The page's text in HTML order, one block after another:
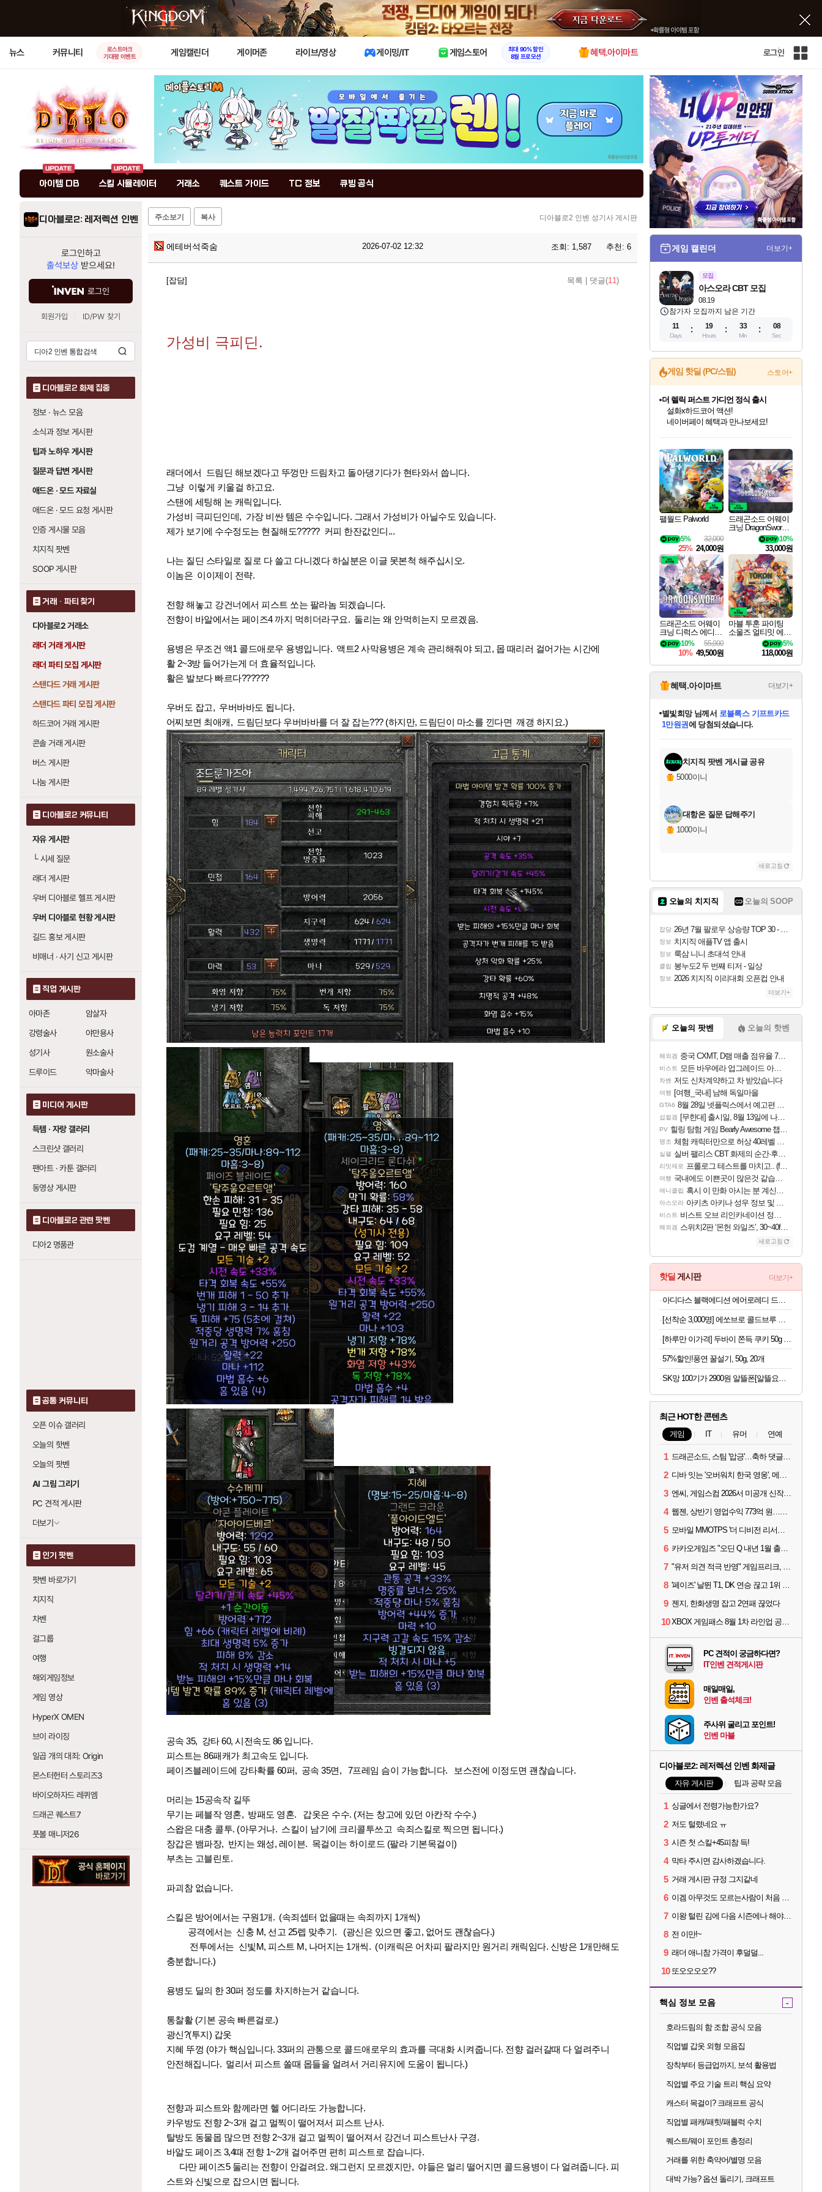
X
뉴스 커뮤니티
로스트아크
기대평 이벤트
게임캘린더 게이머존 라이브/영상 게이밍/IT 게임스토어
최대 90% 할인
8월 프로모션
혜택.아이마트 로그인
인
전
사
이
트
아이템 DB 스킬 시뮬레이터 거래소 퀘스트 가이드 TC 정보 큐빙 공식
디아블로2: 레저렉션 인벤
로그인하고
출석보상 받으세요!
로그인
회원가입 ID/PW 찾기
디아블로2 화제 집중
정보 · 뉴스 모음
소식과 정보 게시판
팁과 노하우 게시판
질문과 답변 게시판
애드온 · 모드 자료실
애드온 · 모드 요청 게시판
인증 게시물 모음
치지직 팟벤
SOOP 게시판
거래 · 파티 찾기
디아블로2 거래소
래더 거래 게시판
래더 파티 모집 게시판
스탠다드 거래 게시판
스탠다드 파티 모집 게시판
하드코어 거래 게시판
콘솔 거래 게시판
버스 게시판
나눔 게시판
디아블로2 커뮤니티
자유 게시판
└시세 질문
래더 게시판
우버 디아블로 헬프 게시판
우버 디아블로 현황 게시판
길드 홍보 게시판
비매너 · 사기 신고 게시판
직업 게시판
아마존
암살자
강령술사
야만용사
성기사
원소술사
드루이드
악마술사
미디어 게시판
득템 · 자랑 갤러리
스크린샷 갤러리
팬아트 · 카툰 갤러리
동영상 게시판
디아블로2 관련 팟벤
디아2 명품관
공통 커뮤니티
오픈 이슈 갤러리
오늘의 핫벤
오늘의 팟벤
AI 그림 그리기
PC 견적 게시판
더보기
인기 팟벤
팟벤 바로가기
치지직
차벤
걸그룹
여행
해외게임정보
게임 영상
HyperX OMEN
브이 라이징
일곱 개의 대죄: Origin
몬스터헌터 스토리즈3
바이오하자드 레퀴엠
드래곤 퀘스트7
풋볼 매니저26
주소보기 복사 디아블로2 인벤 성기사 게시판
에테버석죽숨 2026-07-02 12:32 조회: 1,587 추천: 6
[잡담] 목록 댓글(11)
가성비 극피딘.
래더에서 드림딘 해보겠다고 뚜껑만 드림차고 돌아댕기다가 현타와서 씁니다.
그냥 이렇게 키울걸 하고요.
스탠에 세팅해 논 캐릭입니다.
가성비 극피딘인데, 가장 비싼 템은 수수입니다. 그래서 가성비가 아닐수도 있습니다.
제가 보기에 수수정도는 현질해도????? 커피 한잔값인디...
나는 질딘 스타일로 질로 다 쓸고 다니겠다 하실분은 이글 못본척 해주십시오.
이놈은 이이제이 전략.
전향 해놓고 강건너에서 피스트 쏘는 팔라놈 되겠습니다.
전향이 바알에서는 페이즈4 까지 먹히더라구요. 둘리는 왜 안먹히는지 모르겠음.
용병은 무조건 액1 콜드애로우 용병입니다. 액트2 사막용병은 계속 관리해줘야 되고, 몹 때리러 걸어가는 시간에
활 2~3방 들어가는게 더 효율적입니다.
활은 발보다 빠르다??????
우버도 잡고, 우버바바도 됩니다.
어찌보면 최애캐, 드림딘보다 우버바바를 더 잘 잡는??? (하지만, 드림딘이 마소를 낀다면 깨갱 하지요.)
공속 35, 강타 60, 시전속도 86 입니다.
피스트는 86패캐가 최고속도 입니다.
페이즈블레이드에 강타확률 60퍼, 공속 35면, 7프레임 슴이 가능합니다. 보스전에 이정도면 괜찮습니다.
머리는 15공속작 길뚜
무기는 페블작 영혼, 방패도 영혼. 갑옷은 수수. (저는 창고에 있던 아칸작 수수.)
스왑은 대충 콜투. (아무거나. 스킬이 남기에 크리콜투쓰고 속죄스킬로 찍으면 됩니다.)
장갑은 뱀파장, 반지는 왜성, 레이븐. 목걸이는 하이로드 (팔라 기본목걸이)
부츠는 고블린토.
파괴참 없습니다.
스킬은 방어에서는 구원1개. (속죄셉터 없을때는 속죄까지 1개씩)
공격에서는 신충 M, 선고 25렙 맞추기. (광신은 있으면 좋고, 없어도 괜찮슴다.)
전투에서는 신빛M, 피스트 M, 나머지는 1개씩. (이캐릭은 어차피 팔라지만 원거리 캐릭임다. 신방은 1개만해도
충분합니다.)
용병도 딜의 한 30퍼 정도를 차지하는거 같습니다.
통찰활 (기본 공속 빠른걸로.)
광신?(투지) 갑옷
지혜 뚜껑 (야가 핵심입니다. 33퍼의 관통으로 콜드애로우의 효과를 극대화 시켜줍니다. 전향 걸러갈때 다 얼려주니
안전해집니다. 멀리서 피스트 쏠때 몹들을 얼려서 거리유지에 도움이 됩니다.)
전향과 피스트와 함께라면 헬 어디라도 가능합니다.
카우방도 전향 2~3개 걸고 멀찍이 떨어져서 피스트 난사.
탈방도 동물몹 많으면 전향 2~3개 걸고 멀찍이 떨어져서 강건너 피스트난사 구경.
바알도 페이즈 3,4때 전향 1~2개 걸어주면 편히 피스트로 잡습니다.
다만 페이즈5 둘리는 전향이 안걸려요. 왜그런지 모르겠지만, 야들은 멀리 떨어지면 콜드용병이 다 얼려줍니다. 피
스트와 신빛으로 잡으시면 됩니다.
게임 캘린더 더보기+
모집
08.19
아스오라 CBT 모집
참가자 모집까지 남은 기간
11
Days
19
Hours
33
Min
07
Sec
게임 핫딜 (PC/스팀) 스토어+
최대 90% 할인가를 만나보세요!
네이버혜택과 함께 만나보세요!
50%할인&추가 적립까지!
네이버 포인트 혜택까지!
이니&베니 혜택까지!
네이버 혜택가와 함께 예약하세요!
할인&네이버혜택으로 만나보세요!
더 렐릭 퍼스트 가디언 정식 출시
설화x하드코어 액션!
네이버페이 혜택과 만나보세요!
베데스다 40주년 기념 할인 중!
베데스다의 명작들을
40주년 프로모션으로 만나보세요!
할인가에 만나보세요!
일부 에디션 상시 할인!
혜택으로 예약 판매 중
편안하게 충전하세요
팰월드 Palworld
32,000
5%
25% 24,000원
드래곤소드 어웨이
크닝 DragonSword A
10%
33,000원
드래곤소드 어웨이
크닝 디럭스 에디션
DragonSword Awake
ning Deluxe Edition
55,000
10%
10% 49,500원
마블 투혼 파이팅
소울즈 얼티밋 에디
션 MARVEL Tokon
Fighting Souls Ultima
5%
118,000원
혜택.아이마트 더보기+
교환.
당첨되셨습니다.
당첨되셨습니다.
당첨되셨습니다.
별빛희망님께서 로블록스 기프트카드
1만원권에 당첨되셨습니다.
당첨되셨습니다.
당첨되셨습니다.
당첨되셨습니다.
당첨되셨습니다.
에디션 (스팀코드)를 교환.
당첨되셨습니다.
치지직 팟벤 게시글 공유
5000이니
대항온 질문 답해주기
1000이니
새로고침
오늘의 치지직 오늘의 SOOP
잡담 26년 7월 팔로우 상승량 TOP 30 - 월간 치지직
정보 치지직 애플TV 앱 출시
정보 룩삼 니니 초대석 안내
클립 봉누도2 두 번째 티저 - 일상
정보 2026 치지직 이리대회 오픈컵 안내
더보기+
오늘의 팟벤 오늘의 핫벤
해외겜 중국 CXMT, D램 매출 점유율 7%…글로벌 4위로 부상
비스트 모든 바우에라 업그레이드 아이템 획득 위치 공략 (89개)
차벤 저도 신차계약하고 차 받았습니다
여행 [여행_국내] 남해 독일마을
GTA6 8월 28일 넷플릭스에서 예고편 공개 예정
섭컬겜 [무한대] 출시일, 8월 13일에 나오나
PV 힐링 탐험 게임 Bearly Awesome 챕터 1 트레일러
명조 체험 캐릭터만으로 허상 40레벨 하이와티아 5분 컷!｜에이메스·린네·모니에 명함
실팰 실버 팰리스 CBT 화제의 순간·후기 모음
리밋제로 프롤로그 테스트를 마치고.. (feat. 리아)
여행 국내에도 이쁜곳이 많은것 같습니다
애니클립 혹시 이 만화 아시는 분 계신가요
아스오라 아키츠 아키나 성우 정보 및 주요 필모
비스트 비스트 오브 리인카네이션 정보/공략글 모음
해외겜 스위치2판 ‘몬헌 와일즈’, 30~40fps 목표 추정
새로고침
핫딜 게시판 더보기+
57%할인!풍연 꿀설기, 50g, 20개
SK망 100기가 2900원 알뜰폰[알뜰요금제]5개월 유심무료
최근 HOT한 콘텐츠
게임 IT 유머 연예
1 드래곤소드, 스팀 '압긍'…축하 댓글 달고 게임 코드 받자!
2 디바 잇는 '오버워치 한국 영웅', 메카 파일럿 디몬 나온다
3 엔씨, 게임스컴 2026서 미공개 신작 최초 공개
4 웹젠, 상반기 영업수익 773억 원…순이익 89% 증가
5 모바일 MMOTPS '더 디비전 리서전스', 6일 스팀에도 출시
6 카카오게임즈 "오딘 Q 내년 1월 출시, 연기는 없다"
7 "유저 의견 적극 반영" 게임프리크, 비스트 오브 리인카네이션 개선 나선다
8 '페이즈' 날뛴 T1, DK 연승 끊고 1위 지켜
9 젠지, 한화생명 잡고 2연패 끊었다
10 XBOX 게임패스 8월 1차 라인업 공개... '비스트 오브 리인카네이션' 즉시 합류
PC 견적이 궁금하다면?
IT인벤 견적게시판
매일매일,
인벤 출석체크!
주사위 굴리고 포인트!
인벤 마블
디아블로2: 레저렉션 인벤 화제글
자유 게시판 팁과 공략 모음
1 싱글에서 전령가능한가요?
2 저도 털렸네요 ㅠ
3 시즌 첫 스킬+45피참 득!
4 막타 주시면 감사하겠습니다.
5 거래 게시판 규정 그지같네
6 이겜 아무것도 모르는사람이 처음 시작하기 괜찮나요?
7 이왕 털린 김에 다음 시즌에나 해야겠네요
8 전 이만!~
9 래더 애니참 가격이 후덜덜...
10 또오오오오??
핵심 정보 모음 -
호라드림의 함 조합 공식 모음
직업별 갑옷 외형 모음집
장착부터 등급업까지, 보석 활용법
직업별 주요 기술 트리 핵심 요약
캐스터 목걸이? 크래프트 공식
직업별 패캐/패힛/패블럭 수치
퀘스트/웨이 포인트 총정리
거래를 위한 축약어/별명 모음
대박 가능? 옵션 돌리기, 크래프트